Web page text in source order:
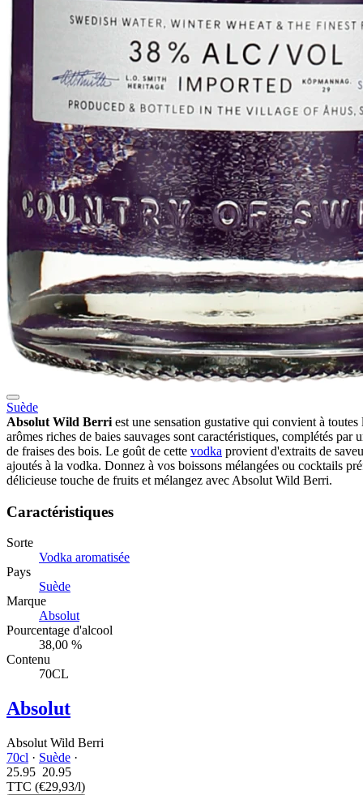
Suède
Absolut Wild Berri est une sensation gustative qui convient à toutes
arômes riches de baies sauvages sont caractéristiques, complétés par
de fraises des bois. Le goût de cette vodka provient d'extraits de
ajoutés à la vodka. Donnez à vos boissons mélangées ou cocktails
délicieuse touche de fruits et mélangez avec Absolut Wild Berri.
Caractéristiques
Sorte
Vodka aromatisée
Pays
Suède
Marque
Absolut
Pourcentage d'alcool
38,00 %
Contenu
70CL
Absolut
Absolut Wild Berri
70cl · Suède ·
25.95 20.95
TTC (€29,93/l)